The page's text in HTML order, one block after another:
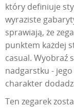
który definiuje
wyraziste
sprawiają, że
punktem każdej
casual. Wyobraź
nadgarstku -
charakter
Ten zegarek